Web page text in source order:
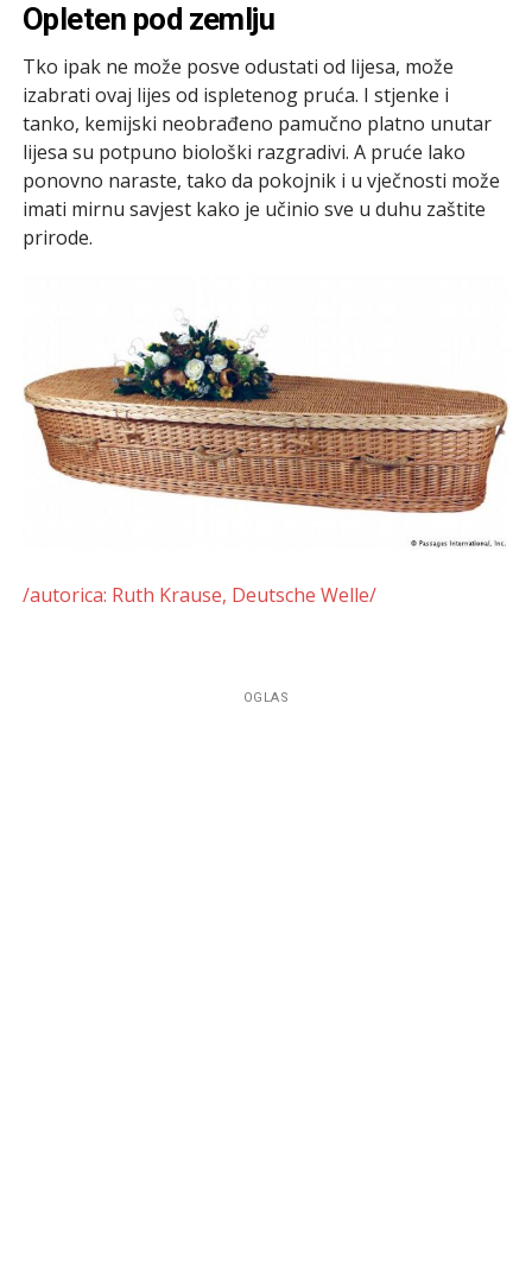
Opleten pod zemlju
Tko ipak ne može posve odustati od lijesa, može
izabrati ovaj lijes od ispletenog pruća. I stjenke i
tanko, kemijski neobrađeno pamučno platno unutar
lijesa su potpuno biološki razgradivi. A pruće lako
ponovno naraste, tako da pokojnik i u vječnosti može
imati mirnu savjest kako je učinio sve u duhu zaštite
prirode.
/autorica: Ruth Krause, Deutsche Welle/
OGLAS